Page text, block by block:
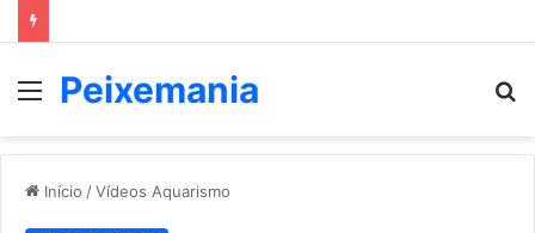
Menu
Peixemania
Início /Vídeos Aquarismo